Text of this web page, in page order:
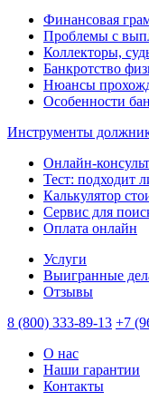
Финансовая
Проблемы с
Коллекторы,
Банкротство
Нюансы
Особенности
Инструменты
Онлайн-
Тест: подходит
Калькулятор
Сервис для
Оплата онлайн
Услуги
Выигранные
Отзывы
8 (800) 333-89-13 +7
О нас
Наши гарантии
Контакты